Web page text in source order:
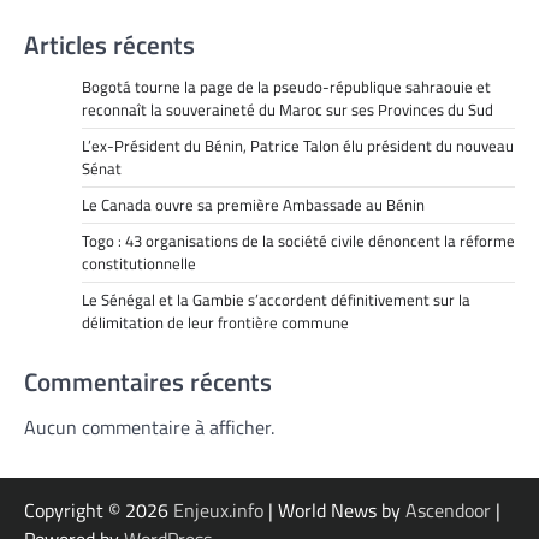
Articles récents
Bogotá tourne la page de la pseudo-république sahraouie et
reconnaît la souveraineté du Maroc sur ses Provinces du Sud
L’ex-Président du Bénin, Patrice Talon élu président du nouveau
Sénat
Le Canada ouvre sa première Ambassade au Bénin
Togo : 43 organisations de la société civile dénoncent la réforme
constitutionnelle
Le Sénégal et la Gambie s’accordent définitivement sur la
délimitation de leur frontière commune
Commentaires récents
Aucun commentaire à afficher.
Copyright © 2026 Enjeux.info | World News byAscendoor |